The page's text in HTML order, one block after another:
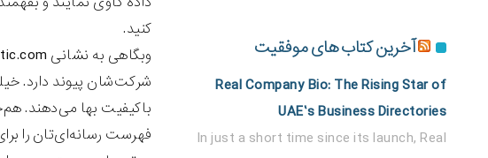
کنید.
شرکت‌شان پیوند دارد.
باکیفیت بها می‌دهند.
فهرست رسانه‌ای‌تان را
آخرین کتاب های موفقیت
Real Company Bio: The Rising Star of
UAE’s Business Directories
In just a short time since its launch, Real